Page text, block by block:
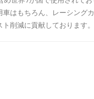
はもちろん、レーシング
削減に貢献しております。